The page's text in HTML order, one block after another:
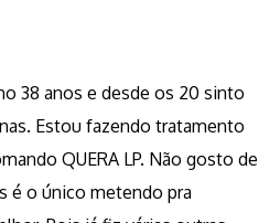
38 anos e desde os 20 sinto
Estou fazendo tratamento
QUERA LP. Não gosto de
é o único metendo pra